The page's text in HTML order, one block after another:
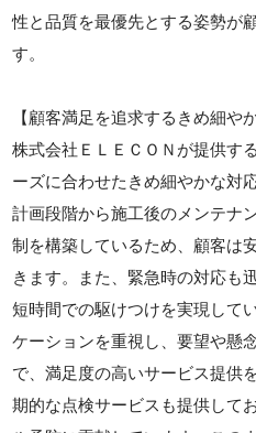
性と品質を最優先とする姿勢が
す。
【顧客満足を追求するきめ細や
株式会社ＥＬＥＣＯＮが提供す
ーズに合わせたきめ細やかな対
計画段階から施工後のメンテナ
制を構築しているため、顧客は
きます。また、緊急時の対応も
短時間での駆けつけを実現して
ケーションを重視し、要望や懸
で、満足度の高いサービス提供
期的な点検サービスも提供して